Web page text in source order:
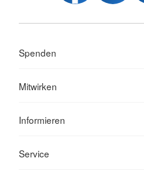
Spenden
Mitwirken
Informieren
Service